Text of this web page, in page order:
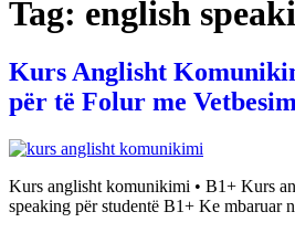
Tag: english
Kurs Anglisht
për të Folur me Vetbesim
Kurs anglisht komunikimi • B1+ Kurs
speaking për studentë B1+ Ke